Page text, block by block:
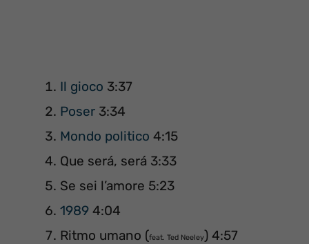
Il gioco 3:37
Poser 3:34
Mondo politico 4:15
Que será, será 3:33
Se sei l’amore 5:23
1989 4:04
Ritmo umano (feat. Ted Neeley) 4:57